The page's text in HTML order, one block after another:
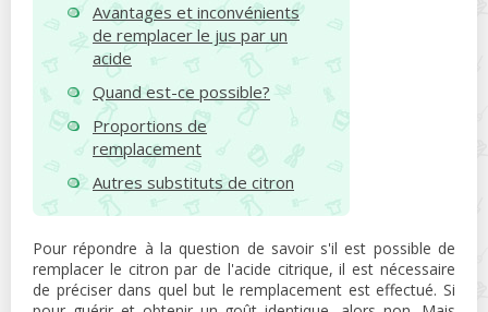
Avantages et inconvénients
de remplacer le jus par un
acide
Quand est-ce possible?
Proportions de
remplacement
Autres substituts de citron
Pour répondre à la question de savoir s'il est possible de
remplacer le citron par de l'acide citrique, il est nécessaire
de préciser dans quel but le remplacement est effectué. Si